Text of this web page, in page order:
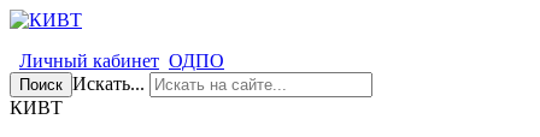
Личный кабинет ОДПО
Поиск Искать...
КИВТ